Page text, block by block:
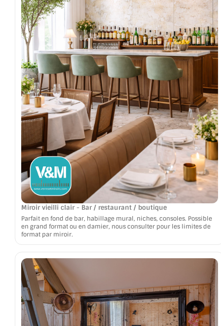
Miroir vieilli clair - Bar / restaurant / boutique
Parfait en fond de bar, habillage mural, niches, consoles. Possible
en grand format ou en damier, nous consulter pour les limites de
format par miroir.